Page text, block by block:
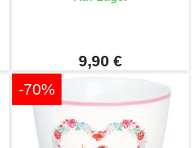
9,90 €
-70%